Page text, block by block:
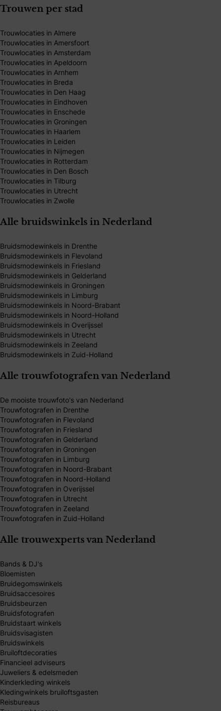
Trouwen per stad
Trouwlocaties in Almere
Trouwlocaties in Amersfoort
Trouwlocaties in Amsterdam
Trouwlocaties in Apeldoorn
Trouwlocaties in Arnhem
Trouwlocaties in Breda
Trouwlocaties in Den Haag
Trouwlocaties in Eindhoven
Trouwlocaties in Enschede
Trouwlocaties in Groningen
Trouwlocaties in Haarlem
Trouwlocaties in Leiden
Trouwlocaties in Nijmegen
Trouwlocaties in Rotterdam
Trouwlocaties in Den Bosch
Trouwlocaties in Tilburg
Trouwlocaties in Utrecht
Trouwlocaties in Zwolle
Alle bruidswinkels in Nederland
Bruidsmodewinkels in Drenthe
Bruidsmodewinkels in Flevoland
Bruidsmodewinkels in Friesland
Bruidsmodewinkels in Gelderland
Bruidsmodewinkels in Groningen
Bruidsmodewinkels in Limburg
Bruidsmodewinkels in Noord-Brabant
Bruidsmodewinkels in Noord-Holland
Bruidsmodewinkels in Overijssel
Bruidsmodewinkels in Utrecht
Bruidsmodewinkels in Zeeland
Bruidsmodewinkels in Zuid-Holland
Alle trouwfotografen van Nederland
De mooiste trouwfoto's van Nederland
Trouwfotografen in Drenthe
Trouwfotografen in Flevoland
Trouwfotografen in Friesland
Trouwfotografen in Gelderland
Trouwfotografen in Groningen
Trouwfotografen in Limburg
Trouwfotografen in Noord-Brabant
Trouwfotografen in Noord-Holland
Trouwfotografen in Overijssel
Trouwfotografen in Utrecht
Trouwfotografen in Zeeland
Trouwfotografen in Zuid-Holland
Alle trouwexperts van Nederland
Bands & DJ's
Bloemisten
Bruidegomswinkels
Bruidsaccesoires
Bruidsbeurzen
Bruidsfotografen
Bruidstaart winkels
Bruidsvisagisten
Bruidswinkels
Bruiloftdecoraties
Financieel adviseurs
Juweliers & edelsmeden
Kinderkleding winkels
Kledingwinkels bruiloftsgasten
Reisbureaus